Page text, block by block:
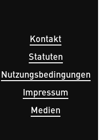
Fußbereichsmenü
Kontakt
Statuten
Nutzungsbedingungen
Impressum
Medien